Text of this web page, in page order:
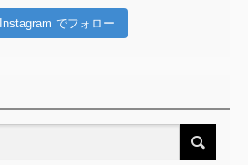
Instagram でフォロー